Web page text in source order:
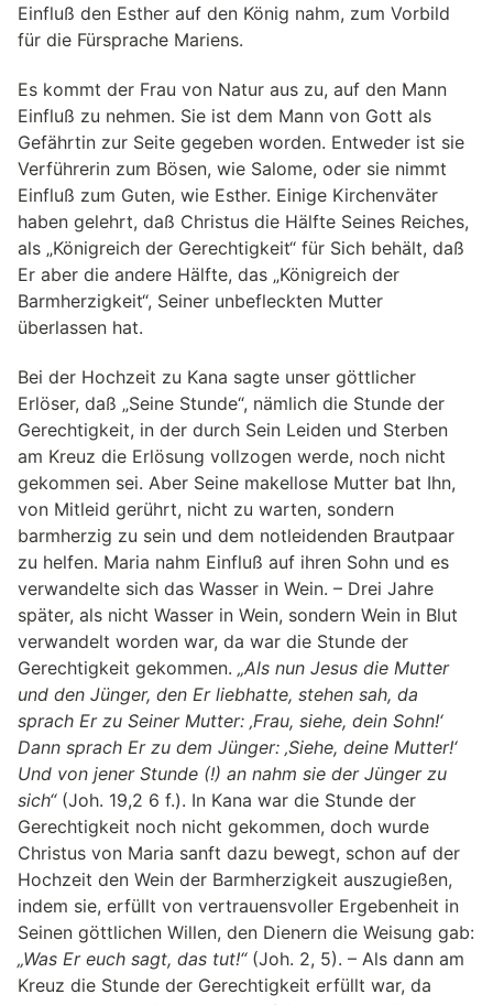
Einfluß den Esther auf den König nahm, zum Vorbild
für die Fürsprache Mariens.
Es kommt der Frau von Natur aus zu, auf den Mann
Einfluß zu nehmen. Sie ist dem Mann von Gott als
Gefährtin zur Seite gegeben worden. Entweder ist sie
Verführerin zum Bösen, wie Salome, oder sie nimmt
Einfluß zum Guten, wie Esther. Einige Kirchenväter
haben gelehrt, daß Christus die Hälfte Seines Reiches,
als „Königreich der Gerechtigkeit“ für Sich behält, daß
Er aber die andere Hälfte, das „Königreich der
Barmherzigkeit“, Seiner unbefleckten Mutter
überlassen hat.
Bei der Hochzeit zu Kana sagte unser göttlicher
Erlöser, daß „Seine Stunde“, nämlich die Stunde der
Gerechtigkeit, in der durch Sein Leiden und Sterben
am Kreuz die Erlösung vollzogen werde, noch nicht
gekommen sei. Aber Seine makellose Mutter bat Ihn,
von Mitleid gerührt, nicht zu warten, sondern
barmherzig zu sein und dem notleidenden Brautpaar
zu helfen. Maria nahm Einfluß auf ihren Sohn und es
verwandelte sich das Wasser in Wein. – Drei Jahre
später, als nicht Wasser in Wein, sondern Wein in Blut
verwandelt worden war, da war die Stunde der
Gerechtigkeit gekommen. „Als nun Jesus die Mutter
und den Jünger, den Er liebhatte, stehen sah, da
sprach Er zu Seiner Mutter: ‚Frau, siehe, dein Sohn!‘
Dann sprach Er zu dem Jünger: ‚Siehe, deine Mutter!‘
Und von jener Stunde (!) an nahm sie der Jünger zu
sich“(Joh. 19,2 6 f.). In Kana war die Stunde der
Gerechtigkeit noch nicht gekommen, doch wurde
Christus von Maria sanft dazu bewegt, schon auf der
Hochzeit den Wein der Barmherzigkeit auszugießen,
indem sie, erfüllt von vertrauensvoller Ergebenheit in
Seinen göttlichen Willen, den Dienern die Weisung gab:
„Was Er euch sagt, das tut!“(Joh. 2, 5). – Als dann am
Kreuz die Stunde der Gerechtigkeit erfüllt war, da